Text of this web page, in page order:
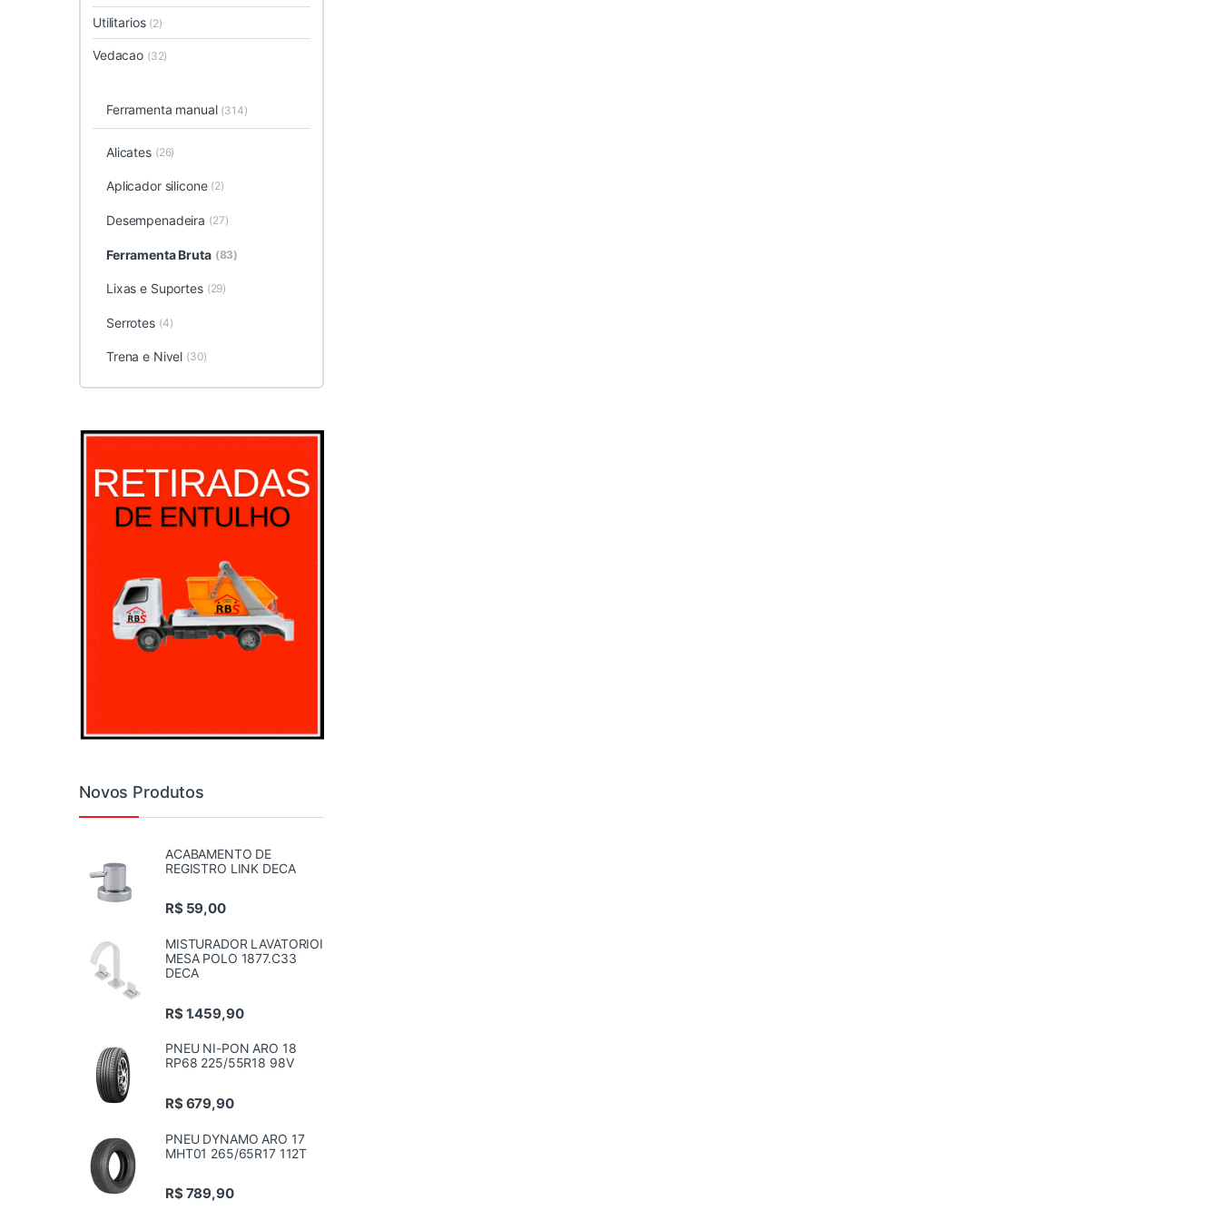
Utilitarios (2)
Vedacao (32)
Ferramenta manual (314)
Alicates (26)
Aplicador silicone (2)
Desempenadeira (27)
Ferramenta Bruta (83)
Lixas e Suportes (29)
Serrotes (4)
Trena e Nivel (30)
Novos Produtos
ACABAMENTO DE
REGISTRO LINK DECA
R$59,00
MISTURADOR LAVATORIOI
MESA POLO 1877.C33
DECA
R$1.459,90
PNEU NI-PON ARO 18
RP68 225/55R18 98V
R$679,90
PNEU DYNAMO ARO 17
MHT01 265/65R17 112T
R$789,90